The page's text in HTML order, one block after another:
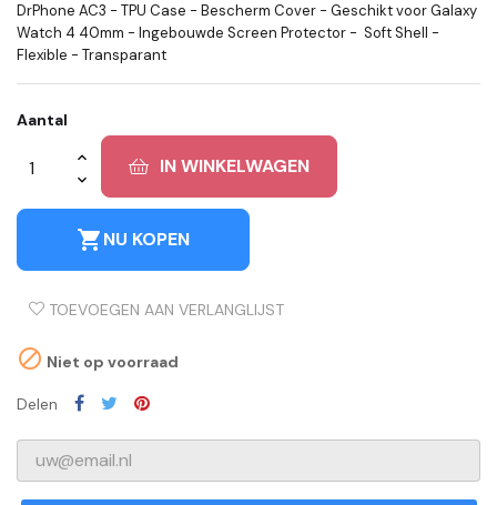
DrPhone AC3 - TPU Case - Bescherm Cover - Geschikt voor Galaxy
Watch 4 40mm - Ingebouwde Screen Protector - Soft Shell -
Flexible - Transparant
Aantal
IN WINKELWAGEN
shopping_cartNU KOPEN
TOEVOEGEN AAN VERLANGLIJST
 Niet op voorraad
Delen